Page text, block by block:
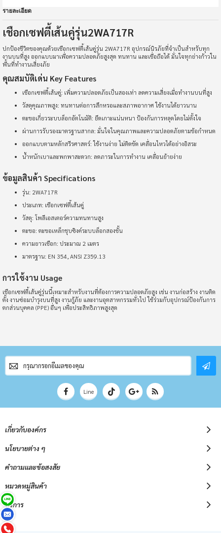
รายละเอียด
เชือกเซฟตี้เส้นคู่รุ่น2WA717R
ปกป้องชีวิตของคุณด้วยเชือกเซฟตี้เส้นคู่รุ่น 2WA717R อุปกรณ์นิรภัยที่จำเป็นสำหรับทุก
งานบนที่สูง ออกแบบมาเพื่อความปลอดภัยสูงสุด ทนทาน และเชื่อถือได้ มั่นใจทุกย่างก้าวใน
พื้นที่ทำงานเสี่ยงภัย
คุณสมบัติเด่น Key Features
เชือกเซฟตี้เส้นคู่: เพิ่มความปลอดภัยเป็นสองเท่า ลดความเสี่ยงเมื่อทำงานบนที่สูง
วัสดุคุณภาพสูง: ทนทานต่อการสึกหรอและสภาพอากาศ ใช้งานได้ยาวนาน
ตะขอเกี่ยวระบบล็อกอัตโนมัติ: ยึดเกาะแน่นหนา ป้องกันการหลุดโดยไม่ตั้งใจ
ผ่านการรับรองมาตรฐานสากล: มั่นใจในคุณภาพและความปลอดภัยตามข้อกำหนด
ออกแบบตามหลักสรีรศาสตร์: ใช้งานง่าย ไม่ติดขัด เคลื่อนไหวได้อย่างอิสระ
น้ำหนักเบาและพกพาสะดวก: ลดภาระในการทำงาน เคลื่อนย้ายง่าย
ข้อมูลสินค้า Specifications
รุ่น: 2WA717R
ประเภท: เชือกเซฟตี้เส้นคู่
วัสดุ: โพลีเอสเตอร์ความทนทานสูง
ตะขอ: ตะขอเหล็กชุบซิงค์ระบบล็อกสองชั้น
ความยาวเชือก: ประมาณ 2 เมตร
มาตรฐาน: EN 354, ANSI Z359.13
การใช้งาน Usage
เชือกเซฟตี้เส้นคู่รุ่นนี้เหมาะสำหรับงานที่ต้องการความปลอดภัยสูง เช่น งานก่อสร้าง งานติด
ตั้ง งานซ่อมบำรุงบนที่สูง งานกู้ภัย และงานอุตสาหกรรมทั่วไป ใช้ร่วมกับอุปกรณ์ป้องกันการ
ตกส่วนบุคคล (PPE) อื่นๆ เพื่อประสิทธิภาพสูงสุด
สมัคร
สมาชิก
จดหมาย
Line
เกี่ยวกับองค์กร
นโยบายต่าง ๆ
คำถามและข้อสงสัย
หมวดหมู่สินค้า
บริการ